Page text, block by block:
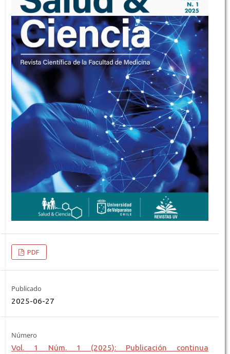
PDF
Publicado
2025-06-27
Número
Vol. 1 Núm. 1 (2025): Publicación continua